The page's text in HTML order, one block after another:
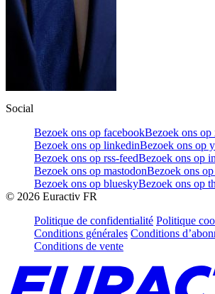
Social
Bezoek ons op facebookBezoek ons op
Bezoek ons op linkedinBezoek ons op
Bezoek ons op rss-feedBezoek ons op
Bezoek ons op mastodonBezoek ons
Bezoek ons op blueskyBezoek ons op
© 2026 Euractiv FR
Politique de confidentialité Politique
Conditions générales Conditions
Conditions de vente